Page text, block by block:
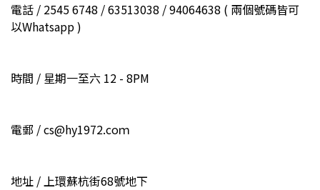
電話 / 2545 6748 / 63513038 / 94064638 ( 兩個號碼皆可
以Whatsapp )
時間 / 星期一至六 12 - 8PM
電郵 / cs@hy1972.coｍ
地址 / 上環蘇杭街68號地下